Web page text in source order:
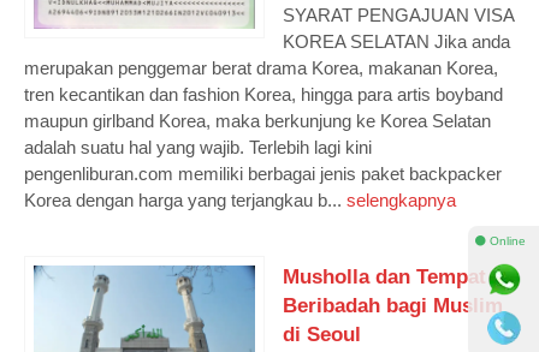
SYARAT PENGAJUAN VISA
KOREA SELATAN Jika anda
merupakan penggemar berat drama Korea, makanan Korea,
tren kecantikan dan fashion Korea, hingga para artis boyband
maupun girlband Korea, maka berkunjung ke Korea Selatan
adalah suatu hal yang wajib. Terlebih lagi kini
pengenliburan.com memiliki berbagai jenis paket backpacker
Korea dengan harga yang terjangkau b... selengkapnya
Musholla dan Tempat
Beribadah bagi Muslim
di Seoul
⚫ Online